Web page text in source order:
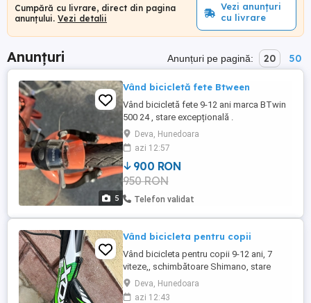
Cumpără cu livrare, direct din pagina
anunțului. Vezi detalii
Vezi anunțuri
cu livrare
Anunțuri Anunțuri pe pagină: 20 50
5
Vând bicicletă fete Btween
Vând bicicletă fete 9-12 ani marca BTwin
500 24 , stare excepțională .
Deva, Hunedoara
azi 12:57
900 RON
950 RON
Telefon validat
Vând bicicleta pentru copii
Vând bicicleta pentru copii 9-12 ani, 7
viteze,, schimbătoare Shimano, stare
foarte bună, suspensii față si spate.
Raspund la mesaje
Deva, Hunedoara
azi 12:43